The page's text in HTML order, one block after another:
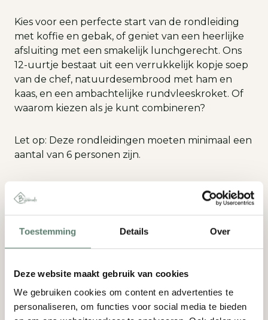
Toestemming Details Over
Deze website maakt gebruik van cookies
We gebruiken cookies om content en advertenties te
personaliseren, om functies voor social media te bieden
Kies voor een perfecte start van de rondleiding
met koffie en gebak, of geniet van een heerlijke
afsluiting met een smakelijk lunchgerecht. Ons
12-uurtje bestaat uit een verrukkelijk kopje soep
van de chef, natuurdesembrood met ham en
kaas, en een ambachtelijke rundvleeskroket. Of
waarom kiezen als je kunt combineren?
Let op: Deze rondleidingen moeten minimaal een
aantal van 6 personen zijn.
Ontdek onze
verleidelijke
arrangementen:
Arrangement 1:
-Koffie met gebak +